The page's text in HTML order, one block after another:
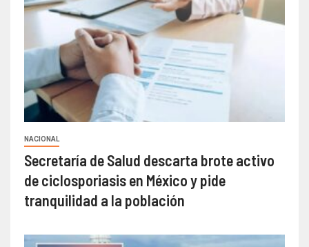
NACIONAL
Secretaría de Salud descarta brote activo
de ciclosporiasis en México y pide
tranquilidad a la población